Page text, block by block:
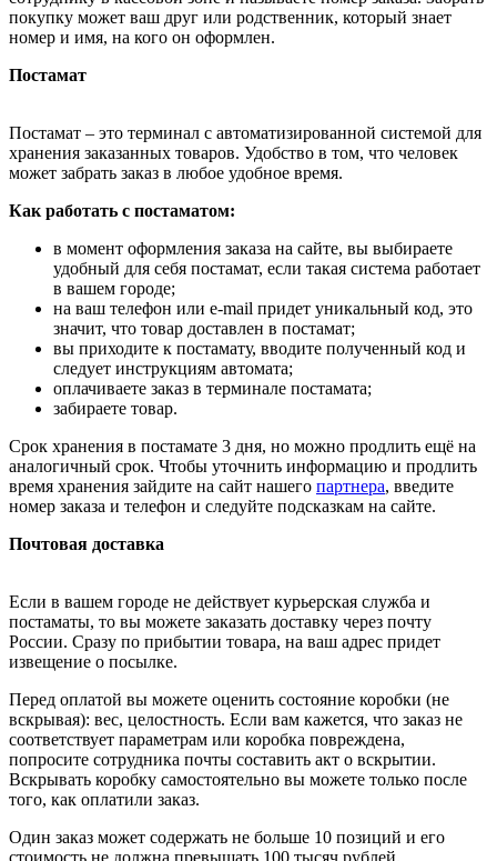
покупку может ваш друг или родственник, который знает
номер и имя, на кого он оформлен.
Постамат
Постамат – это терминал с автоматизированной системой для
хранения заказанных товаров. Удобство в том, что человек
может забрать заказ в любое удобное время.
Как работать с постаматом:
в момент оформления заказа на сайте, вы выбираете
удобный для себя постамат, если такая система работает
в вашем городе;
на ваш телефон или e-mail придет уникальный код, это
значит, что товар доставлен в постамат;
вы приходите к постамату, вводите полученный код и
следует инструкциям автомата;
оплачиваете заказ в терминале постамата;
забираете товар.
Срок хранения в постамате 3 дня, но можно продлить ещё на
аналогичный срок. Чтобы уточнить информацию и продлить
время хранения зайдите на сайт нашего партнера, введите
номер заказа и телефон и следуйте подсказкам на сайте.
Почтовая доставка
Если в вашем городе не действует курьерская служба и
постаматы, то вы можете заказать доставку через почту
России. Сразу по прибытии товара, на ваш адрес придет
извещение о посылке.
Перед оплатой вы можете оценить состояние коробки (не
вскрывая): вес, целостность. Если вам кажется, что заказ не
соответствует параметрам или коробка повреждена,
попросите сотрудника почты составить акт о вскрытии.
Вскрывать коробку самостоятельно вы можете только после
того, как оплатили заказ.
Один заказ может содержать не больше 10 позиций и его
стоимость не должна превышать 100 тысяч рублей.